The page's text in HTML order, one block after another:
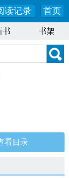
首页
读记录
书 书架
看目录